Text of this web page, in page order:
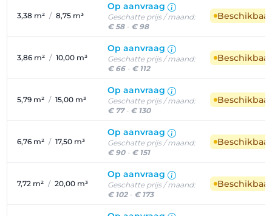
3,38 m² / 8,75 m³
Op aanvraag
Geschatte prijs / maand:
€ 58- € 98
3,86 m² / 10,00 m³
Op aanvraag
Geschatte prijs / maand:
€ 66- € 112
5,79 m² / 15,00 m³
Op aanvraag
Geschatte prijs / maand:
€ 77- € 130
6,76 m² / 17,50 m³
Op aanvraag
Geschatte prijs / maand:
€ 90- € 151
7,72 m² / 20,00 m³
Op aanvraag
Geschatte prijs / maand:
€ 102- € 173